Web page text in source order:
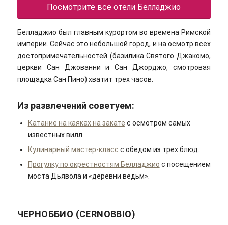
Посмотрите все отели Белладжио
Белладжио был главным курортом во времена Римской
империи. Сейчас это небольшой город, и на осмотр всех
достопримечательностей (базилика Святого Джакомо,
церкви Сан Джованни и Сан Джорджо, смотровая
площадка Сан Пино) хватит трех часов.
Из развлечений советуем:
Катание на каяках на закате с осмотром самых
известных вилл.
Кулинарный мастер-класс с обедом из трех блюд.
Прогулку по окрестностям Белладжио с посещением
моста Дьявола и «деревни ведьм».
ЧЕРНОББИО (CERNOBBIO)